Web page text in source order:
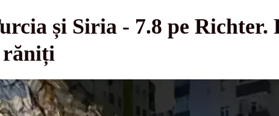
și Siria - 7.8 pe Richter.
răniți